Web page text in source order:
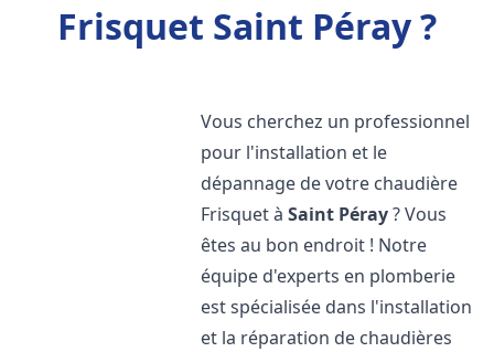
Frisquet Saint Péray ?
Vous cherchez un professionnel
pour l'installation et le
dépannage de votre chaudière
Frisquet àSaint Péray? Vous
êtes au bon endroit ! Notre
équipe d'experts en plomberie
est spécialisée dans l'installation
et la réparation de chaudières